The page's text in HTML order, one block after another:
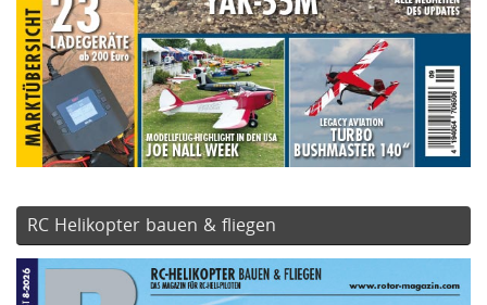
RC Helikopter bauen & fliegen